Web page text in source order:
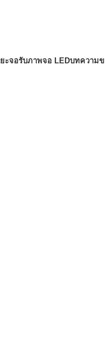
ะจอรับภาพจอ LEDบทความข